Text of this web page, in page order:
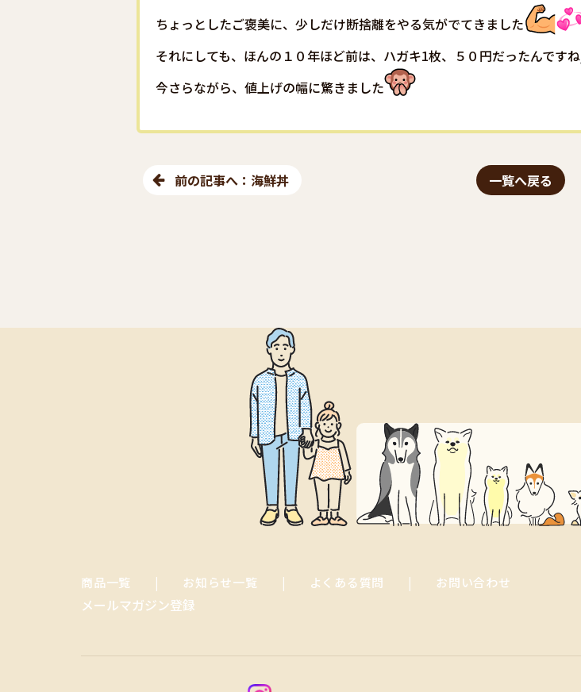
ちょっとしたご褒美に、少しだけ断捨離をやる気がでてきました
それにしても、ほんの１０年ほど前は、ハガキ1枚、５０円だったんですね
今さらながら、値上げの幅に驚きました
前の記事へ：海鮮丼 一覧へ戻る
商品一覧 お知らせ一覧 よくある質問 お問い合わせ
メールマガジン登録